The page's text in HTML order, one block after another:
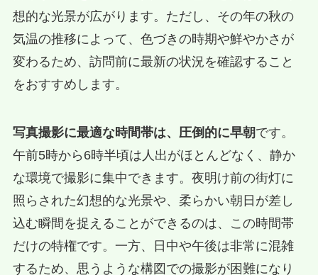
想的な光景が広がります。ただし、その年の秋の
気温の推移によって、色づきの時期や鮮やかさが
変わるため、訪問前に最新の状況を確認すること
をおすすめします。
写真撮影に最適な時間帯は、圧倒的に早朝です。
午前5時から6時半頃は人出がほとんどなく、静か
な環境で撮影に集中できます。夜明け前の街灯に
照らされた幻想的な光景や、柔らかい朝日が差し
込む瞬間を捉えることができるのは、この時間帯
だけの特権です。一方、日中や午後は非常に混雑
するため、思うような構図での撮影が困難になり